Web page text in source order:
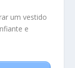
um vestido
e